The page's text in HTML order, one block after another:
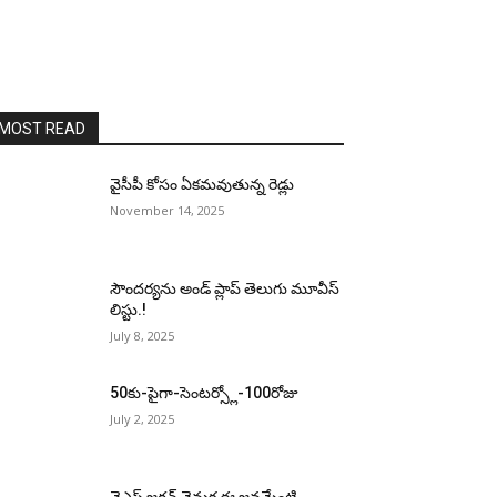
MOST READ
వైసీపీ కోసం ఏక‌మ‌వుతున్న రెడ్లు
November 14, 2025
సౌందర్యను అండ్‌ ప్లాప్‌ తెలుగు మూవీస్‌
లిస్టు.!
July 8, 2025
50కు-పైగా-సెంటర్స్లో-100రోజు
July 2, 2025